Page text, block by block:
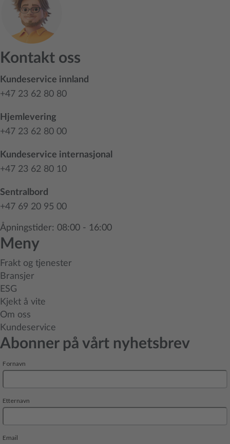
Kontakt oss
Kundeservice innland
+47 23 62 80 80
Hjemlevering
+47 23 62 80 00
Kundeservice internasjonal
+47 23 62 80 10
Sentralbord
+47 69 20 95 00
Åpningstider: 08:00 - 16:00
Meny
Frakt og tjenester
Bransjer
ESG
Kjekt å vite
Om oss
Kundeservice
Abonner på vårt nyhetsbrev